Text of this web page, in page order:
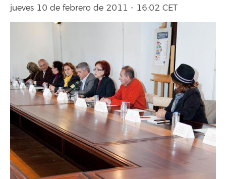
jueves 10 de febrero de 2011 - 16:02 CET